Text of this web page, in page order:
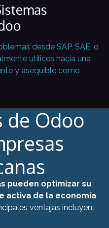
desde SAP, SAE, o
utilices hacia una
y asequible como
de Odoo
pueden optimizar su
activa de la economía
ventajas incluyen: